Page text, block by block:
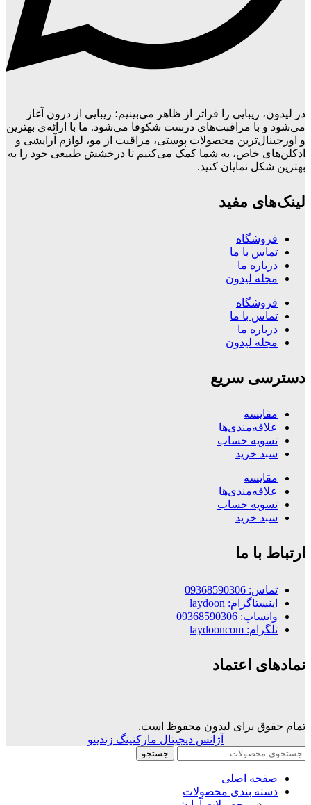
در لیدون، زیبایی را فراتر از ظاهر می‌بینیم؛ زیبایی از درون آغاز
می‌شود و با مراقبت‌های درست شکوفا می‌شود. ما با ارائه‌ی بهترین
و اورجینال‌ترین محصولات پوستی، مراقبت از مو، لوازم آرایشی و
ادکلن‌های خاص، به شما کمک می‌کنیم تا درخشش طبیعی خود را به
بهترین شکل نمایان کنید.
لینک‌های مفید
فروشگاه
تماس با ما
درباره ما
مجله لیدون
فروشگاه
تماس با ما
درباره ما
مجله لیدون
دسترسی سریع
مقایسه
علاقه‌مندی‌ها
تسویه حساب
سبد خرید
مقایسه
علاقه‌مندی‌ها
تسویه حساب
سبد خرید
ارتباط با ما
تماس: 09368590306
اینستاگرام: laydoon
واتساپ: 09368590306
تلگرام: laydooncom
نمادهای اعتماد
تمام حقوق برای لیدون محفوظ است.
آژانس دیجیتال مارکتینگ زندینو
جستجو
صفحه اصلی
دسته بندی محصولات